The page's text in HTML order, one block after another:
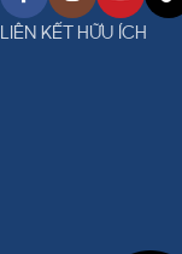
LIÊN KẾT HỮU ÍCH